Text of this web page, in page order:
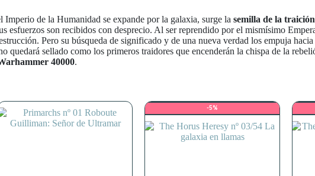
Imperio de la Humanidad se expande por la galaxia, surge la semilla de la traición
esfuerzos son recibidos con desprecio. Al ser reprendido por el mismísimo
Pero su búsqueda de significado y de una nueva verdad los empuja hacia
quedará sellado como los primeros traidores que encenderán la chispa de la
40000.
-5%